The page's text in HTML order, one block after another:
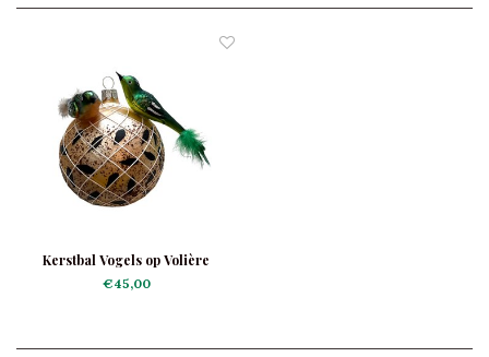
Kerstbal Vogels op Volière
€45,00